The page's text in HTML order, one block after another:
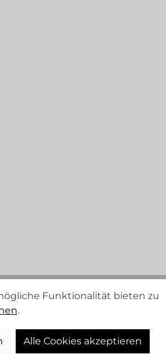
Funktionalität bieten zu
.
Alle Cookies akzeptieren